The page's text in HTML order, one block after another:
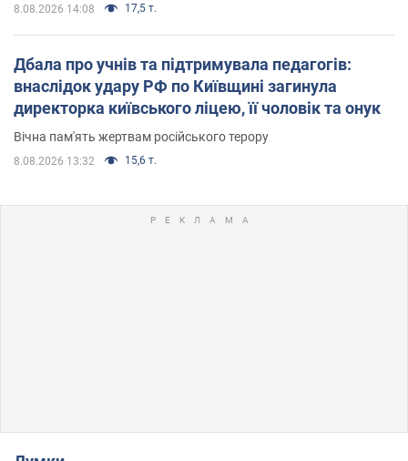
8.08.2026 14:08 17,5 т.
Дбала про учнів та підтримувала педагогів:
внаслідок удару РФ по Київщині загинула
директорка київського ліцею, її чоловік та онук
Вічна пам'ять жертвам російського терору
8.08.2026 13:32 15,6 т.